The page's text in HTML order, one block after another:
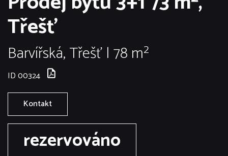
Třešť
Barvířská, Třešť | 78 m²
ID 00324
Kontakt
rezervováno